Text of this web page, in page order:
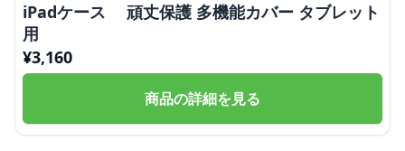
iPadケース 頑丈保護 多機能カバー タブレット
用
¥3,160
商品の詳細を見る